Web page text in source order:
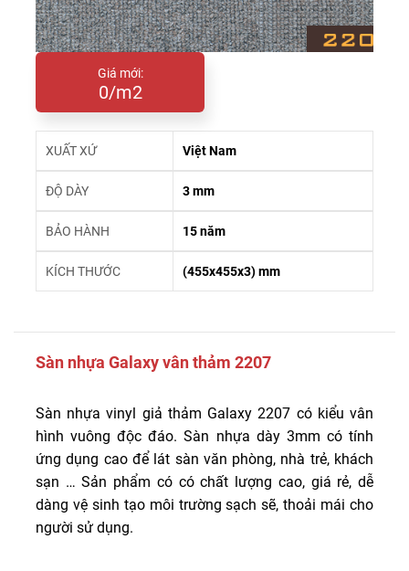
Giá mới:
0/m2
XUẤT XỨ Việt Nam
ĐỘ DÀY 3 mm
BẢO HÀNH 15 năm
KÍCH THƯỚC (455x455x3) mm
Sàn nhựa Galaxy vân thảm 2207
Sàn nhựa vinyl giả thảm Galaxy 2207 có kiểu vân
hình vuông độc đáo. Sàn nhựa dày 3mm có tính
ứng dụng cao để lát sàn văn phòng, nhà trẻ, khách
sạn … Sản phẩm có có chất lượng cao, giá rẻ, dễ
dàng vệ sinh tạo môi trường sạch sẽ, thoải mái cho
người sử dụng.